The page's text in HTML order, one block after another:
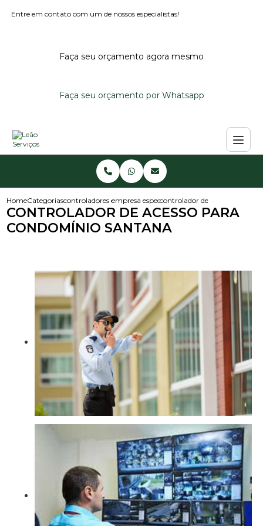
Entre em contato com um de nossos especialistas!
Faça seu orçamento agora mesmo
Faça seu orçamento por Whatsapp
HomeCategoriascontroladores de acessoempresa especializada em controlador de
controlador de acesso para
CONTROLADOR DE ACESSO PARA
CONDOMÍNIO SANTANA